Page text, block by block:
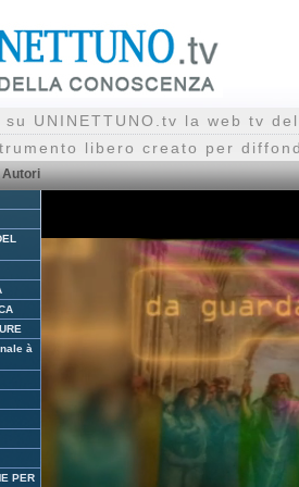
su UNINETTUNO.tv la web tv
libero creato per
Autori
à
PER